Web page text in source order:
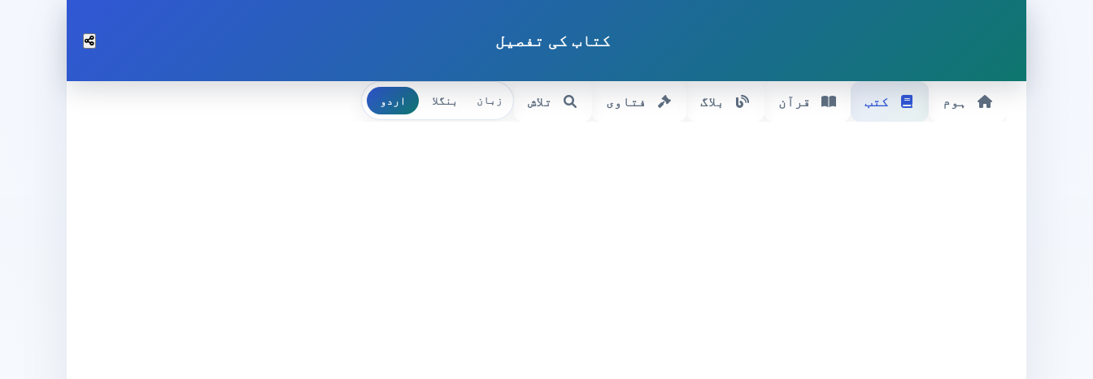
کتاب کی تفصیل
ہوم کتب قرآن بلاگ فتاوی تلاش زبان بنگلا اردو